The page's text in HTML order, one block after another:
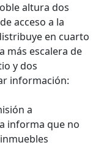
altura dos
acceso a la
en cuarto
más escalera de
y dos
información:
a
informa que no